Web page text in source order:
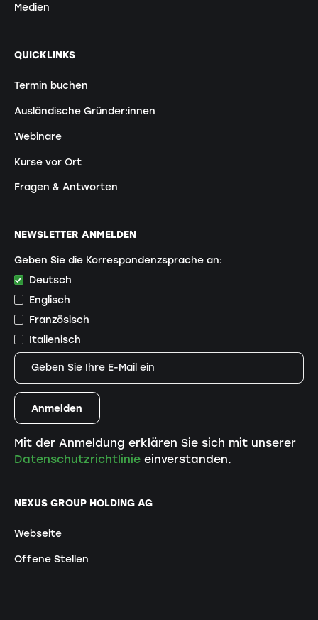
Medien
QUICKLINKS
Termin buchen
Ausländische Gründer:innen
Webinare
Kurse vor Ort
Fragen & Antworten
NEXUS GROUP HOLDING AG
Webseite
Offene Stellen
NEWSLETTER ANMELDEN
Geben Sie die Korrespondenzsprache an:
Deutsch
Englisch
Französisch
Italienisch
Mit der Anmeldung erklären Sie sich mit unserer
Datenschutzrichtlinieeinverstanden.